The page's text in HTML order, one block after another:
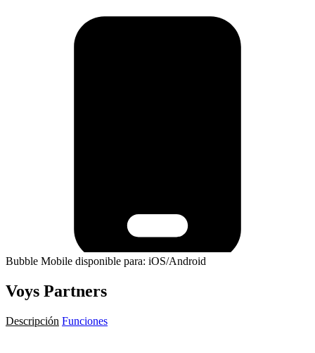
Bubble Mobile disponible para: iOS/Android
Voys Partners
Descripción Funciones